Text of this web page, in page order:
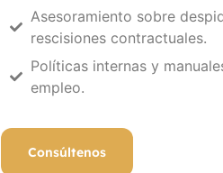
Asesoramiento sobre
rescisiones contractuales.
Políticas internas y
empleo.
Consúltenos